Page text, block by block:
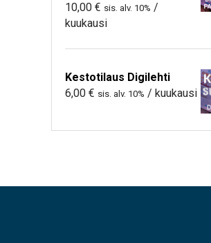
10,00 € sis. alv. 10% /
kuukausi
Kestotilaus Digilehti
6,00 € sis. alv. 10% / kuukausi